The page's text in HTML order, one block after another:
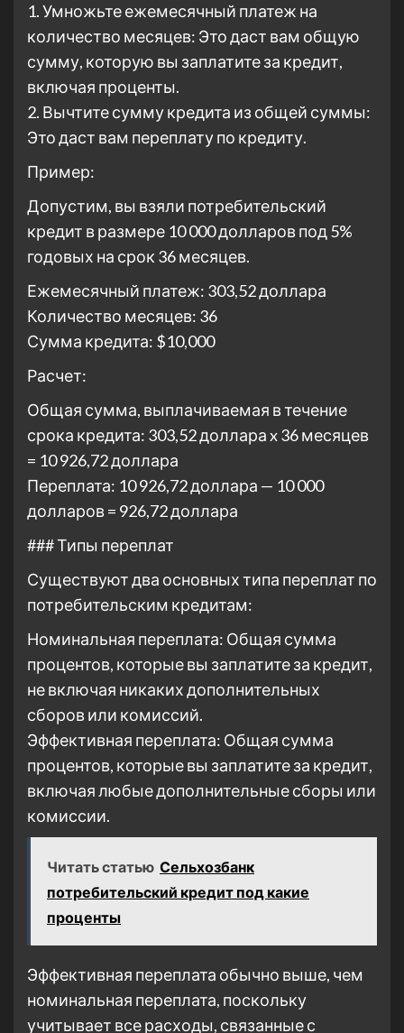
1. Умножьте ежемесячный платеж на
количество месяцев: Это даст вам общую
сумму, которую вы заплатите за кредит,
включая проценты.
2. Вычтите сумму кредита из общей суммы:
Это даст вам переплату по кредиту.
Пример:
Допустим, вы взяли потребительский
кредит в размере 10 000 долларов под 5%
годовых на срок 36 месяцев.
Ежемесячный платеж: 303,52 доллара
Количество месяцев: 36
Сумма кредита: $10,000
Расчет:
Общая сумма, выплачиваемая в течение
срока кредита: 303,52 доллара x 36 месяцев
= 10 926,72 доллара
Переплата: 10 926,72 доллара — 10 000
долларов = 926,72 доллара
### Типы переплат
Существуют два основных типа переплат по
потребительским кредитам:
Номинальная переплата: Общая сумма
процентов, которые вы заплатите за кредит,
не включая никаких дополнительных
сборов или комиссий.
Эффективная переплата: Общая сумма
процентов, которые вы заплатите за кредит,
включая любые дополнительные сборы или
комиссии.
Читать статью Сельхозбанк
потребительский кредит под какие
проценты
Эффективная переплата обычно выше, чем
номинальная переплата, поскольку
учитывает все расходы, связанные с